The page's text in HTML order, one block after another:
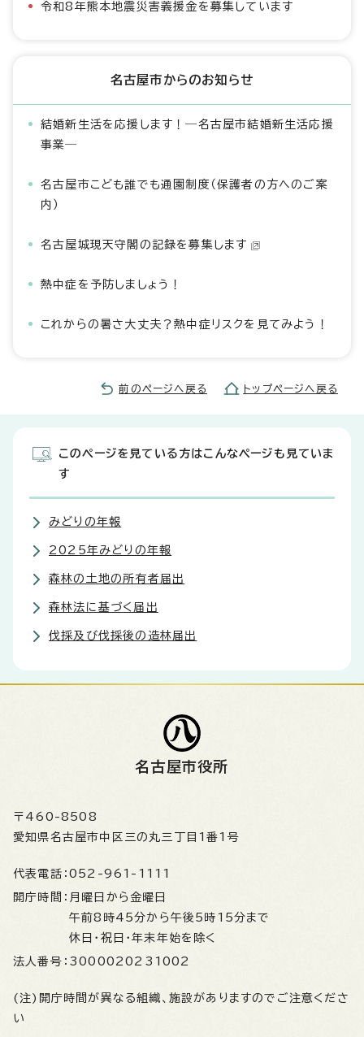
令和8年熊本地震災害義援金を募集しています
名古屋市からのお知らせ
結婚新生活を応援します！―名古屋市結婚新生活応援
事業―
名古屋市こども誰でも通園制度（保護者の方へのご案
内）
名古屋城現天守閣の記録を募集します
熱中症を予防しましょう！
これからの暑さ大丈夫？熱中症リスクを見てみよう！
前のページへ戻る トップページへ戻る
このページを見ている方はこんなページも見ていま
す
みどりの年報
2025年みどりの年報
森林の土地の所有者届出
森林法に基づく届出
伐採及び伐採後の造林届出
名古屋市役所
〒460-8508
愛知県名古屋市中区三の丸三丁目1番1号
代表電話： 052-961-1111
開庁時間： 月曜日から金曜日
午前8時45分から午後5時15分まで
休日・祝日・年末年始を除く
法人番号： 3000020231002
(注)開庁時間が異なる組織、施設がありますのでご注意くださ
い